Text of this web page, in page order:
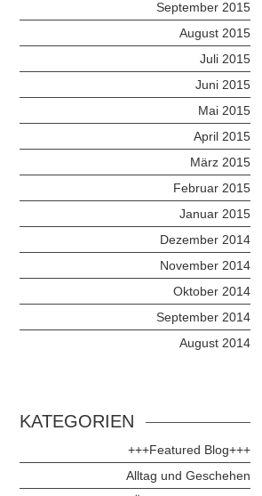
September 2015
August 2015
Juli 2015
Juni 2015
Mai 2015
April 2015
März 2015
Februar 2015
Januar 2015
Dezember 2014
November 2014
Oktober 2014
September 2014
August 2014
KATEGORIEN
+++Featured Blog+++
Alltag und Geschehen